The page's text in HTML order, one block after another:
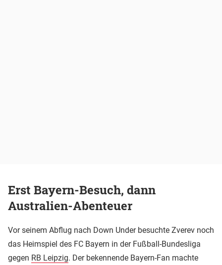
Erst Bayern-Besuch, dann
Australien-Abenteuer
Vor seinem Abflug nach Down Under besuchte Zverev noch
das Heimspiel des FC Bayern in der Fußball-Bundesliga
gegen RB Leipzig. Der bekennende Bayern-Fan machte